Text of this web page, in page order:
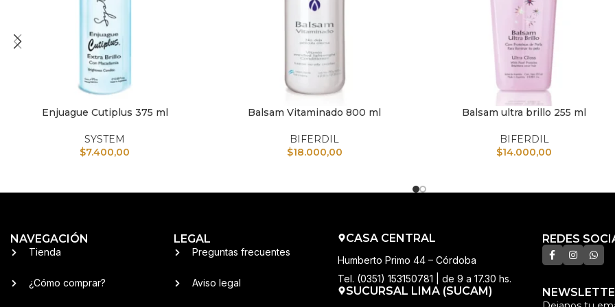
AÑADIR AL CARRITO
Enjuague Cutiplus 375 ml
SYSTEM
$7.400,00
AÑADIR AL CARRITO
Balsam Vitaminado 800 ml
BIFERDIL
$18.000,00
AÑADIR AL CARRITO
Balsam ultra brillo 255 ml
BIFERDIL
$14.000,00
NAVEGACIÓN
Tienda
¿Cómo comprar?
LEGAL
Preguntas frecuentes
Aviso legal
CASA CENTRAL
Humberto Primo 44 – Córdoba
Tel. (0351) 153150781 | de 9 a 17.30 hs.
SUCURSAL LIMA (SUCAM)
REDES